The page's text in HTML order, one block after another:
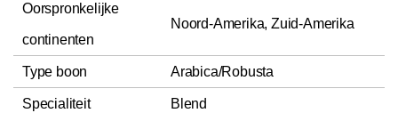
Oorspronkelijke
continenten
Noord-Amerika, Zuid-Amerika
Type boon Arabica/Robusta
Specialiteit Blend